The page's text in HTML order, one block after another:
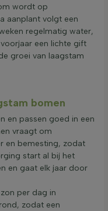
wordt op
aanplant volgt een
regelmatig water,
een lichte gift
groei van laagstam
bomen
en passen goed in een
vraagt om
en bemesting, zodat
start al bij het
en gaat elk jaar door
per dag in
zodat een